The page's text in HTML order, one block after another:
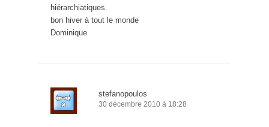
hiérarchiatiques.
bon hiver à tout le monde
Dominique
stefanopoulos
30 décembre 2010 à 18:28